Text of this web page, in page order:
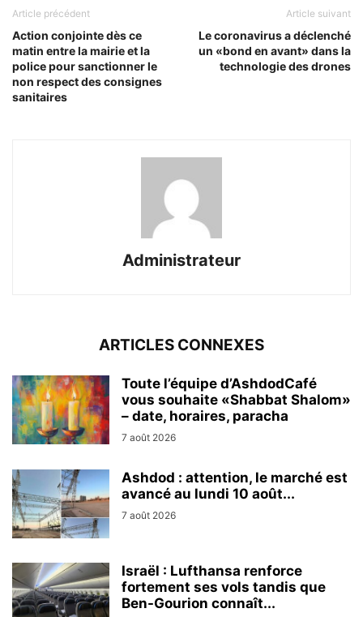
Article précédent
Action conjointe dès ce
matin entre la mairie et la
police pour sanctionner le
non respect des consignes
sanitaires
Article suivant
Le coronavirus a déclenché
un «bond en avant» dans la
technologie des drones
Administrateur
ARTICLES CONNEXES
Toute l’équipe d’AshdodCafé
vous souhaite «Shabbat Shalom»
– date, horaires, paracha
7 août 2026
Ashdod : attention, le marché est
avancé au lundi 10 août...
7 août 2026
Israël : Lufthansa renforce
fortement ses vols tandis que
Ben-Gourion connaît...